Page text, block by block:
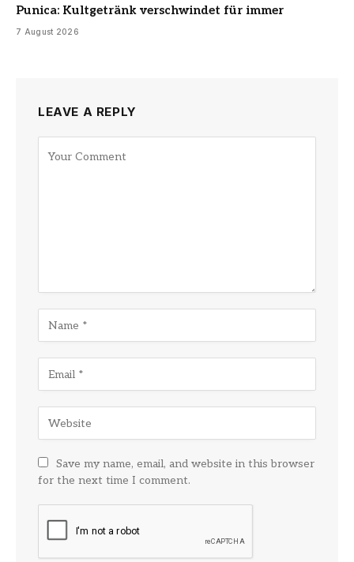
Punica: Kultgetränk verschwindet für immer
7 August 2026
LEAVE A REPLY
Save my name, email, and website in this browser
for the next time I comment.